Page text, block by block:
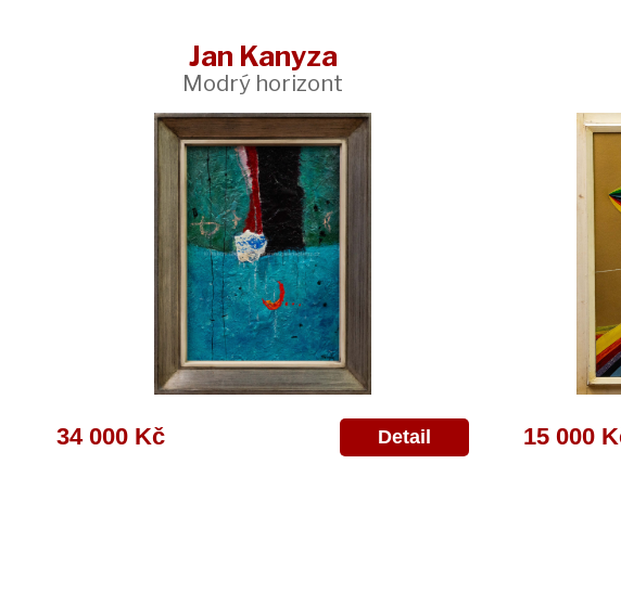
Jan Kanyza
Modrý horizont
34 000 Kč Detail 15 000